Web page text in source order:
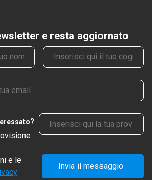
e resta aggiornato
Cognome
Provincia
e le
Invia il messaggio